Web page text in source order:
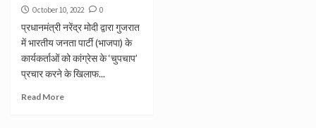
October 10, 2022 0
प्रधानमंत्री नरेंद्र मोदी द्वारा गुजरात
में भारतीय जनता पार्टी (भाजपा) के
कार्यकर्ताओं को कांग्रेस के ‘चुपचाप’
प्रचार करने के खिलाफ...
Read More